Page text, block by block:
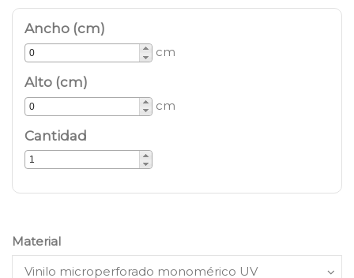
Ancho (cm)
cm
Alto (cm)
cm
Cantidad
Material